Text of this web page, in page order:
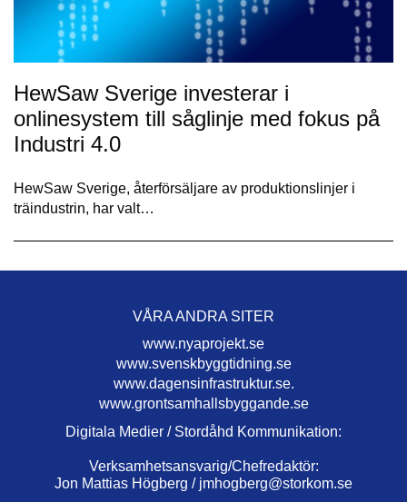
HewSaw Sverige investerar i
onlinesystem till såglinje med fokus på
Industri 4.0
HewSaw Sverige, återförsäljare av produktionslinjer i
träindustrin, har valt…
VÅRA ANDRA SITER
www.nyaprojekt.se
www.svenskbyggtidning.se
www.dagensinfrastruktur.se.
www.grontsamhallsbyggande.se
Digitala Medier / Stordåhd Kommunikation:
Verksamhetsansvarig/Chefredaktör:
Jon Mattias Högberg / jmhogberg@storkom.se